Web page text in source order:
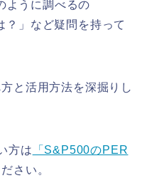
ように調べるの
？」など疑問を持って
と活用方法を深掘りし
方は 「S&P500のPER
さい。